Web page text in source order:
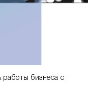
бизнеса с